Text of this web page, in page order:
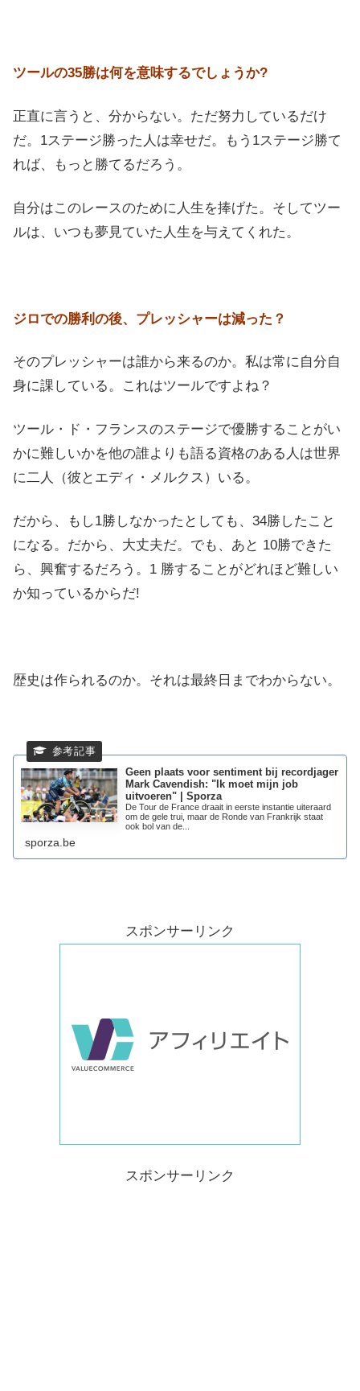
ツールの35勝は何を意味するでしょうか?
正直に言うと、分からない。ただ努力しているだけ
だ。1ステージ勝った人は幸せだ。もう1ステージ勝て
れば、もっと勝てるだろう。
自分はこのレースのために人生を捧げた。そしてツー
ルは、いつも夢見ていた人生を与えてくれた。
ジロでの勝利の後、プレッシャーは減った？
そのプレッシャーは誰から来るのか。私は常に自分自
身に課している。これはツールですよね？
ツール・ド・フランスのステージで優勝することがい
かに難しいかを他の誰よりも語る資格のある人は世界
に二人（彼とエディ・メルクス）いる。
だから、もし1勝しなかったとしても、34勝したこと
になる。だから、大丈夫だ。でも、あと 10勝できた
ら、興奮するだろう。1 勝することがどれほど難しい
か知っているからだ!
歴史は作られるのか。それは最終日までわからない。
Geen plaats voor sentiment bij recordjager
Mark Cavendish: "Ik moet mijn job
uitvoeren" | Sporza
De Tour de France draait in eerste instantie uiteraard
om de gele trui, maar de Ronde van Frankrijk staat
ook bol van de...
sporza.be
スポンサーリンク
スポンサーリンク